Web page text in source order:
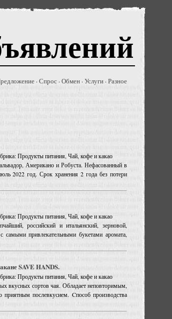
· Спрос · Обмен · Услуги · Разное
Продукты питания, Чай, кофе и какао
Американо и Робуста. Нефасованный в
2022 год. Срок хранения 2 года без потери
Продукты питания, Чай, кофе и какао
российский и итальянский, зерновой,
самыми привлекательными букетами аромата,
SAVE HANDS.
Продукты питания, Чай, кофе и какао
вкусных сортов чая. Обладает неповторимым,
послевкусием. Cпособ производства